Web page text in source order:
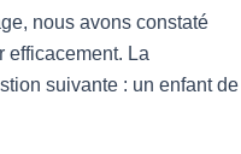
nous avons constaté
efficacement. La
suivante : un enfant de